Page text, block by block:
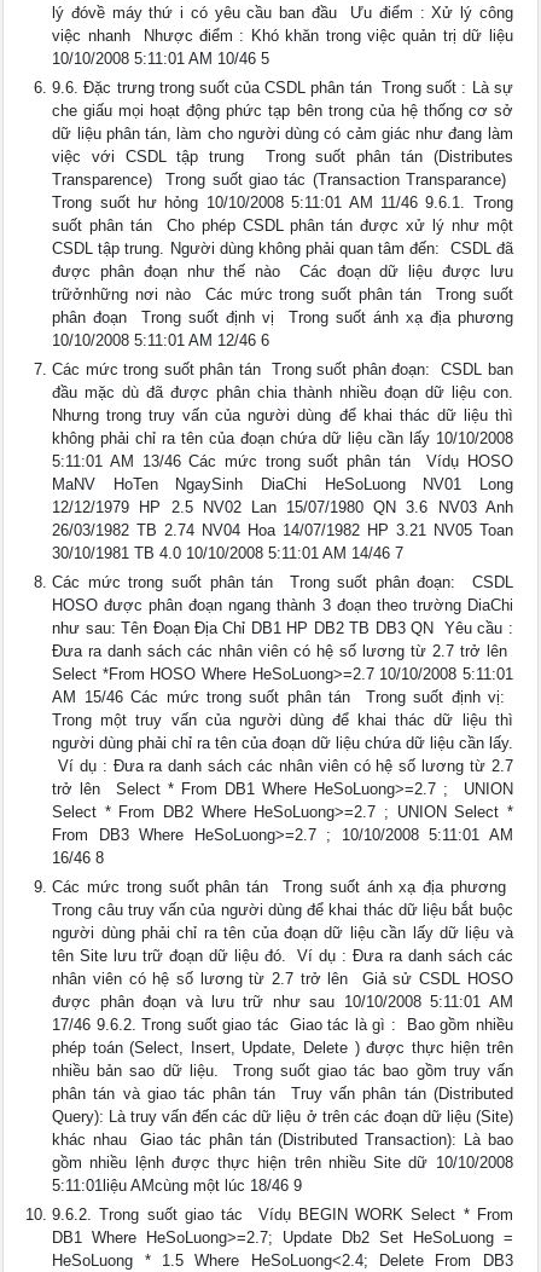
lý đóvề máy thứ i có yêu cầu ban đầu  Ưu điểm : Xử lý công
việc nhanh  Nhược điểm : Khó khăn trong việc quản trị dữ liệu
10/10/2008 5:11:01 AM 10/46 5
9.6. Đặc trưng trong suốt của CSDL phân tán  Trong suốt : Là sự
che giấu mọi hoạt động phức tạp bên trong của hệ thống cơ sở
dữ liệu phân tán, làm cho người dùng có cảm giác như đang làm
việc với CSDL tập trung  Trong suốt phân tán (Distributes
Transparence)  Trong suốt giao tác (Transaction Transparance) 
Trong suốt hư hỏng 10/10/2008 5:11:01 AM 11/46 9.6.1. Trong
suốt phân tán  Cho phép CSDL phân tán được xử lý như một
CSDL tập trung. Người dùng không phải quan tâm đến:  CSDL đã
được phân đoạn như thế nào  Các đoạn dữ liệu được lưu
trữởnhững nơi nào  Các mức trong suốt phân tán  Trong suốt
phân đoạn  Trong suốt định vị  Trong suốt ánh xạ địa phương
10/10/2008 5:11:01 AM 12/46 6
Các mức trong suốt phân tán  Trong suốt phân đoạn:  CSDL ban
đầu mặc dù đã được phân chia thành nhiều đoạn dữ liệu con.
Nhưng trong truy vấn của người dùng để khai thác dữ liệu thì
không phải chỉ ra tên của đoạn chứa dữ liệu cần lấy 10/10/2008
5:11:01 AM 13/46 Các mức trong suốt phân tán  Vídụ HOSO
MaNV HoTen NgaySinh DiaChi HeSoLuong NV01 Long
12/12/1979 HP 2.5 NV02 Lan 15/07/1980 QN 3.6 NV03 Anh
26/03/1982 TB 2.74 NV04 Hoa 14/07/1982 HP 3.21 NV05 Toan
30/10/1981 TB 4.0 10/10/2008 5:11:01 AM 14/46 7
Các mức trong suốt phân tán  Trong suốt phân đoạn:  CSDL
HOSO được phân đoạn ngang thành 3 đoạn theo trường DiaChi
như sau: Tên Đoạn Địa Chỉ DB1 HP DB2 TB DB3 QN  Yêu cầu :
Đưa ra danh sách các nhân viên có hệ số lương từ 2.7 trở lên 
Select *From HOSO Where HeSoLuong>=2.7 10/10/2008 5:11:01
AM 15/46 Các mức trong suốt phân tán  Trong suốt định vị: 
Trong một truy vấn của người dùng để khai thác dữ liệu thì
người dùng phải chỉ ra tên của đoạn dữ liệu chứa dữ liệu cần lấy.
 Ví dụ : Đưa ra danh sách các nhân viên có hệ số lương từ 2.7
trở lên  Select * From DB1 Where HeSoLuong>=2.7 ;  UNION
Select * From DB2 Where HeSoLuong>=2.7 ; UNION Select *
From DB3 Where HeSoLuong>=2.7 ; 10/10/2008 5:11:01 AM
16/46 8
Các mức trong suốt phân tán  Trong suốt ánh xạ địa phương 
Trong câu truy vấn của người dùng để khai thác dữ liệu bắt buộc
người dùng phải chỉ ra tên của đoạn dữ liệu cần lấy dữ liệu và
tên Site lưu trữ đoạn dữ liệu đó.  Ví dụ : Đưa ra danh sách các
nhân viên có hệ số lương từ 2.7 trở lên  Giả sử CSDL HOSO
được phân đoạn và lưu trữ như sau 10/10/2008 5:11:01 AM
17/46 9.6.2. Trong suốt giao tác  Giao tác là gì :  Bao gồm nhiều
phép toán (Select, Insert, Update, Delete ) được thực hiện trên
nhiều bản sao dữ liệu.  Trong suốt giao tác bao gồm truy vấn
phân tán và giao tác phân tán  Truy vấn phân tán (Distributed
Query): Là truy vấn đến các dữ liệu ở trên các đoạn dữ liệu (Site)
khác nhau  Giao tác phân tán (Distributed Transaction): Là bao
gồm nhiều lệnh được thực hiện trên nhiều Site dữ 10/10/2008
5:11:01liệu AMcùng một lúc 18/46 9
9.6.2. Trong suốt giao tác  Vídụ BEGIN WORK Select * From
DB1 Where HeSoLuong>=2.7; Update Db2 Set HeSoLuong =
HeSoLuong * 1.5 Where HeSoLuong<2.4; Delete From DB3